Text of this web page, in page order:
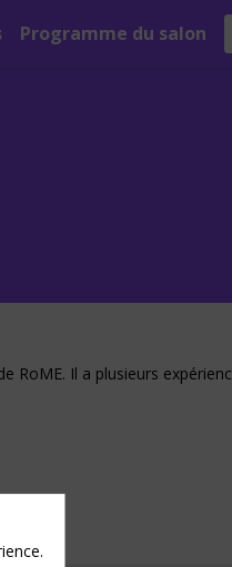
Programme du salon
Il a plusieurs